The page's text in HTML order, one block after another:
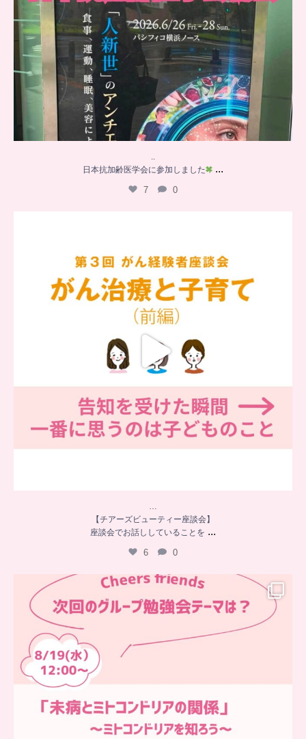
..
日本抗加齢医学会に参加しました
...
7 0
…
【チアーズビューティー座談会】
座談会でお話ししていることを ...
6 0
…
グループ勉強会